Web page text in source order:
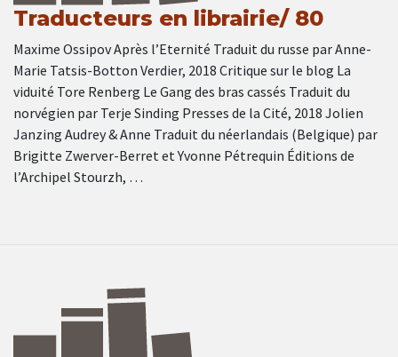
Traducteurs en librairie/ 80
Maxime Ossipov Après l’Eternité Traduit du russe par Anne-
Marie Tatsis-Botton Verdier, 2018 Critique sur le blog La
viduité Tore Renberg Le Gang des bras cassés Traduit du
norvégien par Terje Sinding Presses de la Cité, 2018 Jolien
Janzing Audrey & Anne Traduit du néerlandais (Belgique) par
Brigitte Zwerver-Berret et Yvonne Pétrequin Éditions de
l’Archipel Stourzh, …